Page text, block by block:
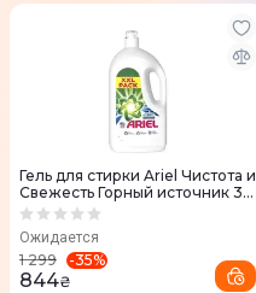
Гель для стирки Ariel Чистота и
Свежесть Горный источник 3.5
л
Ожидается
1 299 -35%
844₴